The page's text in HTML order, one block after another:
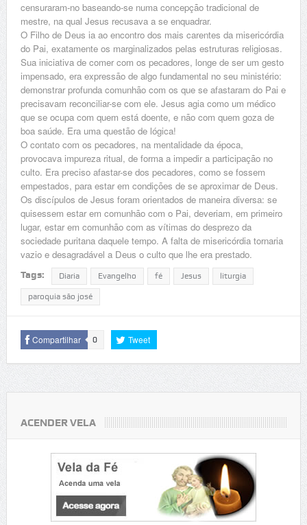
censuraram-no baseando-se numa concepção tradicional de
mestre, na qual Jesus recusava a se enquadrar.
O Filho de Deus ia ao encontro dos mais carentes da misericórdia
do Pai, exatamente os marginalizados pelas estruturas religiosas.
Sua iniciativa de comer com os pecadores, longe de ser um gesto
impensado, era expressão de algo fundamental no seu ministério:
demonstrar profunda comunhão com os que se afastaram do Pai e
precisavam reconciliar-se com ele. Jesus agia como um médico
que se ocupa com quem está doente, e não com quem goza de
boa saúde. Era uma questão de lógica!
O contato com os pecadores, na mentalidade da época,
provocava impureza ritual, de forma a impedir a participação no
culto. Era preciso afastar-se dos pecadores, como se fossem
empestados, para estar em condições de se aproximar de Deus.
Os discípulos de Jesus foram orientados de maneira diversa: se
quisessem estar em comunhão com o Pai, deveriam, em primeiro
lugar, estar em comunhão com as vítimas do desprezo da
sociedade puritana daquele tempo. A falta de misericórdia tornaria
vazio e desagradável a Deus o culto que lhe era prestado.
Tags: Diaria Evangelho fé Jesus liturgia
paroquia são josé
Compartilhar 0 Tweet
ACENDER VELA